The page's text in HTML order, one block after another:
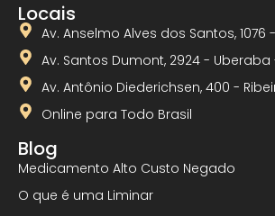
Locais
Av. Anselmo Alves dos Santos, 1076
Av. Santos Dumont, 2924 - Uberaba
Av. Antônio Diederichsen, 400 -
Online para Todo Brasil
Blog
Medicamento Alto Custo Negado
O que é uma Liminar